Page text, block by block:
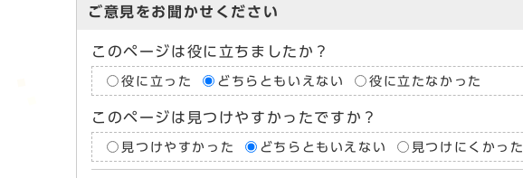
ご意見をお聞かせください
このページは役に立ちましたか？
役に立った どちらともいえない 役に立たなかった
このページは見つけやすかったですか？
見つけやすかった どちらともいえない 見つけにくかった